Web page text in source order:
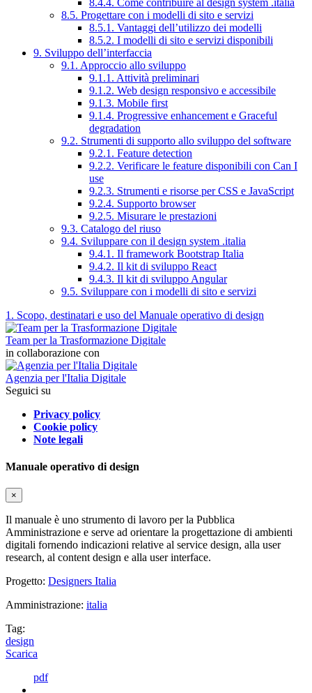
8.5. Progettare con i modelli di sito e servizi
8.5.1. Vantaggi dell’utilizzo dei modelli
8.5.2. I modelli di sito e servizi disponibili
9. Sviluppo dell’interfaccia
9.1. Approccio allo sviluppo
9.1.1. Attività preliminari
9.1.2. Web design responsivo e accessibile
9.1.3. Mobile first
9.1.4. Progressive enhancement e Graceful
degradation
9.2. Strumenti di supporto allo sviluppo del software
9.2.1. Feature detection
9.2.2. Verificare le feature disponibili con Can I
use
9.2.3. Strumenti e risorse per CSS e JavaScript
9.2.4. Supporto browser
9.2.5. Misurare le prestazioni
9.3. Catalogo del riuso
9.4. Sviluppare con il design system .italia
9.4.1. Il framework Bootstrap Italia
9.4.2. Il kit di sviluppo React
9.4.3. Il kit di sviluppo Angular
9.5. Sviluppare con i modelli di sito e servizi
1. Scopo, destinatari e uso del Manuale operativo di design
Team per la Trasformazione Digitale
in collaborazione con
Agenzia per l'Italia Digitale
Seguici su
Privacy policy
Cookie policy
Note legali
Manuale operativo di design
×
Il manuale è uno strumento di lavoro per la Pubblica
Amministrazione e serve ad orientare la progettazione di ambienti
digitali fornendo indicazioni relative al service design, alla user
research, al content design e alla user interface.
Progetto: Designers Italia
Amministrazione: italia
Tag:
design
Scarica
pdf